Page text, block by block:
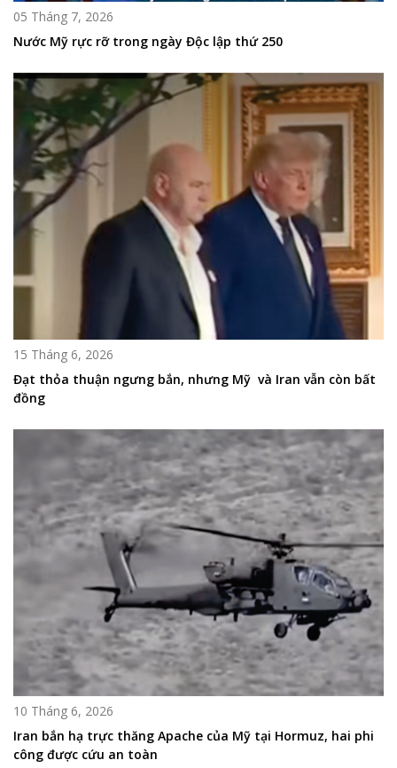
05 Tháng 7, 2026
Nước Mỹ rực rỡ trong ngày Độc lập thứ 250
15 Tháng 6, 2026
Đạt thỏa thuận ngưng bắn, nhưng Mỹ và Iran vẫn còn bất
đồng
10 Tháng 6, 2026
Iran bắn hạ trực thăng Apache của Mỹ tại Hormuz, hai phi
công được cứu an toàn